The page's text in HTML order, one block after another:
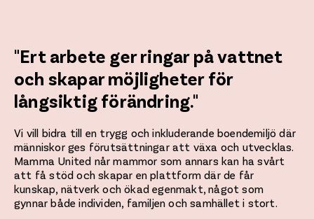
"Ert arbete ger ringar på vattnet
och skapar möjligheter för
långsiktig förändring."
Vi vill bidra till en trygg och inkluderande boendemiljö där
människor ges förutsättningar att växa och utvecklas.
Mamma United når mammor som annars kan ha svårt
att få stöd och skapar en plattform där de får
kunskap, nätverk och ökad egenmakt, något som
gynnar både individen, familjen och samhället i stort.